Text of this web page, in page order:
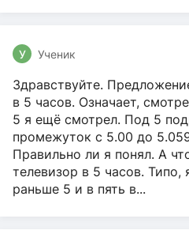
У Ученик
Здравствуйте.
в 5 часов. Означает,
5 я ещё смотрел. Под 5
промежуток с 5.00 до
Правильно ли я понял. А
телевизор в 5 часов. Типо,
раньше 5 и в пять в...